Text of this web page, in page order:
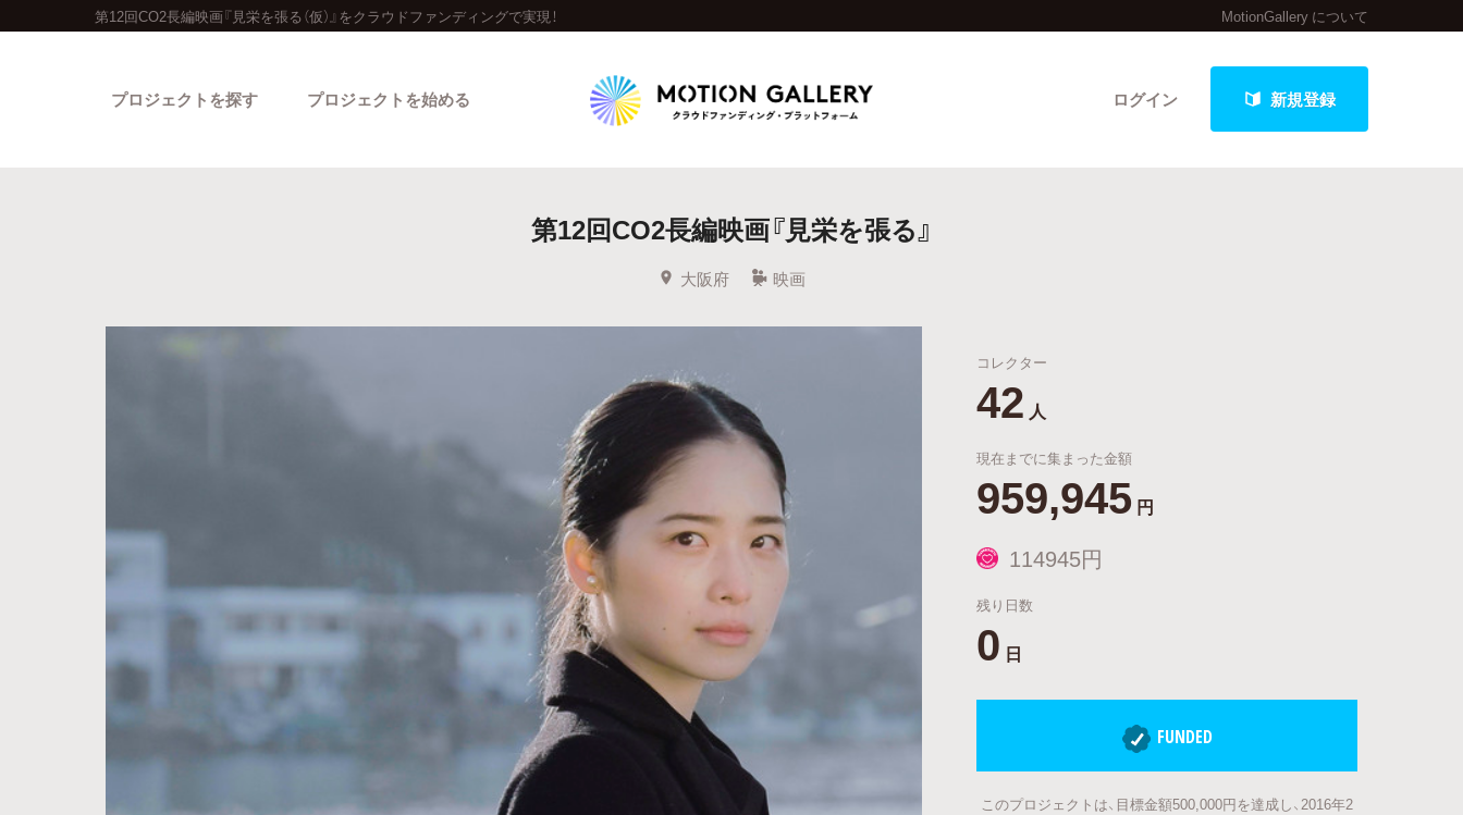
第12回CO2長編映画『見栄を張る（仮）』をクラウドファンディングで実現！ MotionGallery について
ログイン 新規登録
プロジェクトを探す
人気のプロジェクト 新着プロジェクト 終了間近のプロジェクト
Feature
最新進捗報告から探す
Legendary
最新達成プロジェクト 調達額が大きいプロジェクト
プロジェクトを始める
第12回CO2長編映画『見栄を張る』
大阪府 映画
コレクター
42 人
現在までに集まった金額
959,945 円
114945円
残り日数
0 日
FUNDED
このプロジェクトは、目標金額500,000円を達成し、2016年2